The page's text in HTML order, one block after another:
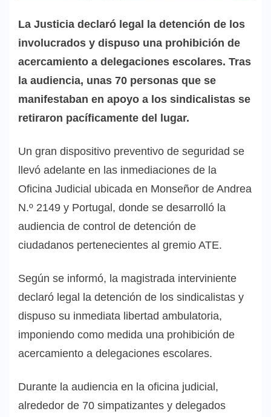
La Justicia declaró legal la detención de los
involucrados y dispuso una prohibición de
acercamiento a delegaciones escolares. Tras
la audiencia, unas 70 personas que se
manifestaban en apoyo a los sindicalistas se
retiraron pacíficamente del lugar.
Un gran dispositivo preventivo de seguridad se
llevó adelante en las inmediaciones de la
Oficina Judicial ubicada en Monseñor de Andrea
N.º 2149 y Portugal, donde se desarrolló la
audiencia de control de detención de
ciudadanos pertenecientes al gremio ATE.
Según se informó, la magistrada interviniente
declaró legal la detención de los sindicalistas y
dispuso su inmediata libertad ambulatoria,
imponiendo como medida una prohibición de
acercamiento a delegaciones escolares.
Durante la audiencia en la oficina judicial,
alrededor de 70 simpatizantes y delegados